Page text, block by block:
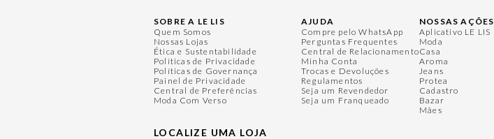
SOBRE A LE LIS
Quem Somos
Nossas Lojas
Ética e Sustentabilidade
Políticas de Privacidade
Políticas de Governança
Painel de Privacidade
Central de Preferências
Moda Com Verso
LOCALIZE UMA LOJA
AJUDA
Compre pelo WhatsApp
Perguntas Frequentes
Central de Relacionamento
Minha Conta
Trocas e Devoluções
Regulamentos
Seja um Revendedor
Seja um Franqueado
NOSSAS AÇÕES
Aplicativo LE LIS
Moda
Casa
Aroma
Jeans
Protea
Cadastro
Bazar
Mães